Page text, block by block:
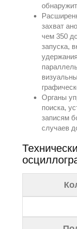
заxват
чем 350
запуска,
Органы
поиска,
записям
случаев